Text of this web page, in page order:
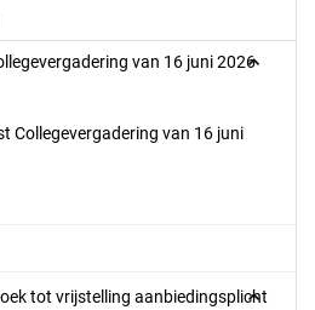
van 16 juni 2026
Collegevergadering van 16 juni
tot vrijstelling aanbiedingsplicht